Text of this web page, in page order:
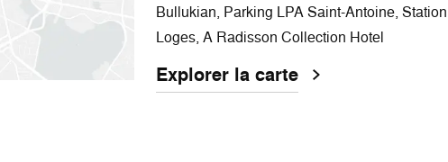
Bullukian, Parking LPA Saint-Antoine,
Loges, A Radisson Collection Hotel
Explorer la carte